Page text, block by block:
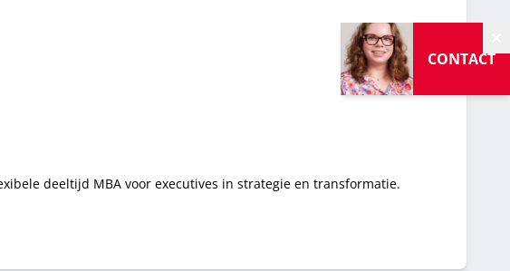
deeltijd MBA voor executives in strategie en transformatie.
CONTACT